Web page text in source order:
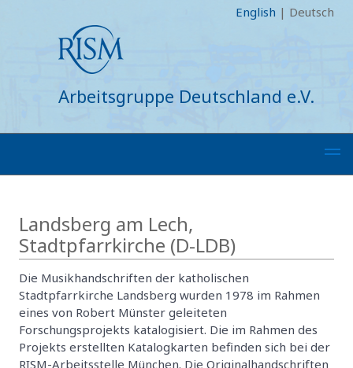
English | Deutsch
Arbeitsgruppe Deutschland e.V.
Landsberg am Lech,
Stadtpfarrkirche (D-LDB)
Die Musikhandschriften der katholischen
Stadtpfarrkirche Landsberg wurden 1978 im Rahmen
eines von Robert Münster geleiteten
Forschungsprojekts katalogisiert. Die im Rahmen des
Projekts erstellten Katalogkarten befinden sich bei der
RISM-Arbeitsstelle München. Die Originalhandschriften